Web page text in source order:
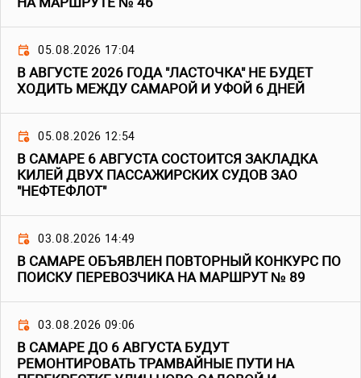
05.08.2026 17:04
В АВГУСТЕ 2026 ГОДА "ЛАСТОЧКА" НЕ БУДЕТ
ХОДИТЬ МЕЖДУ САМАРОЙ И УФОЙ 6 ДНЕЙ
05.08.2026 12:54
В САМАРЕ 6 АВГУСТА СОСТОИТСЯ ЗАКЛАДКА
КИЛЕЙ ДВУХ ПАССАЖИРСКИХ СУДОВ ЗАО
"НЕФТЕФЛОТ"
03.08.2026 14:49
В САМАРЕ ОБЪЯВЛЕН ПОВТОРНЫЙ КОНКУРС ПО
ПОИСКУ ПЕРЕВОЗЧИКА НА МАРШРУТ № 89
03.08.2026 09:06
В САМАРЕ ДО 6 АВГУСТА БУДУТ
РЕМОНТИРОВАТЬ ТРАМВАЙНЫЕ ПУТИ НА